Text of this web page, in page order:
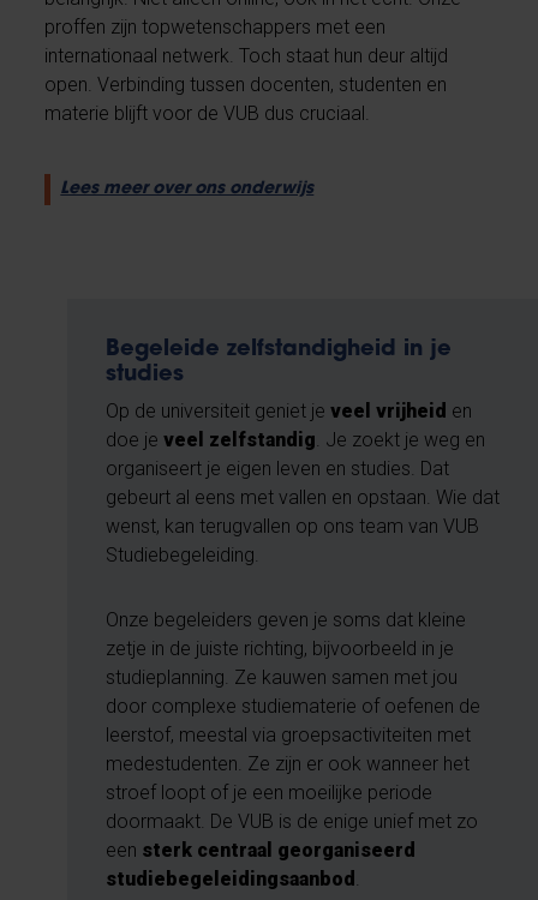
proffen zijn topwetenschappers met een
internationaal netwerk. Toch staat hun deur altijd
open. Verbinding tussen docenten, studenten en
materie blijft voor de VUB dus cruciaal.
Lees meer over ons onderwijs
Begeleide zelfstandigheid in je
studies
Op de universiteit geniet je veel vrijheid en
doe je veel zelfstandig . Je zoekt je weg en
organiseert je eigen leven en studies. Dat
gebeurt al eens met vallen en opstaan. Wie dat
wenst, kan terugvallen op ons team van VUB
Studiebegeleiding.
Onze begeleiders geven je soms dat kleine
zetje in de juiste richting, bijvoorbeeld in je
studieplanning. Ze kauwen samen met jou
door complexe studiematerie of oefenen de
leerstof, meestal via groepsactiviteiten met
medestudenten. Ze zijn er ook wanneer het
stroef loopt of je een moeilijke periode
doormaakt. De VUB is de enige unief met zo
een sterk centraal georganiseerd
studiebegeleidingsaanbod